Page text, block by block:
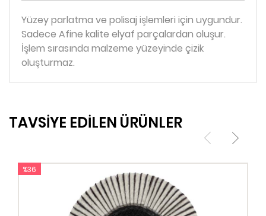
Yüzey parlatma ve polisaj işlemleri için uygundur.
Sadece Afine kalite elyaf parçalardan oluşur.
İşlem sırasında malzeme yüzeyinde çizik
oluşturmaz.
TAVSİYE EDİLEN ÜRÜNLER
%36